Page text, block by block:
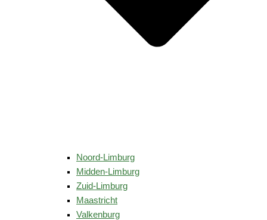
Noord-Limburg
Midden-Limburg
Zuid-Limburg
Maastricht
Valkenburg